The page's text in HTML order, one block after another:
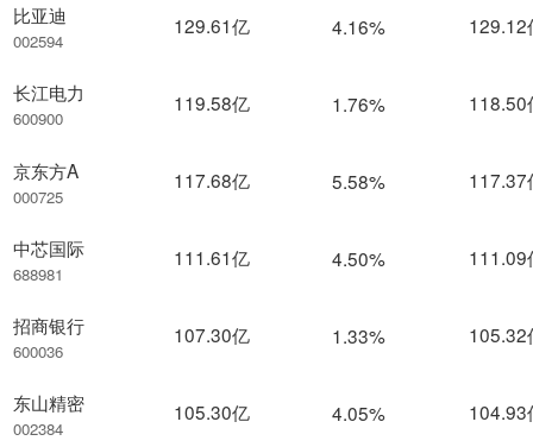
比亚迪
002594
长江电力
600900
京东方A
000725
中芯国际
688981
招商银行
600036
东山精密
002384
129.61亿 4.16% 129.12
119.58亿 1.76% 118.50
117.68亿 5.58% 117.37
111.61亿 4.50% 111.09
107.30亿 1.33% 105.32
105.30亿 4.05% 104.93